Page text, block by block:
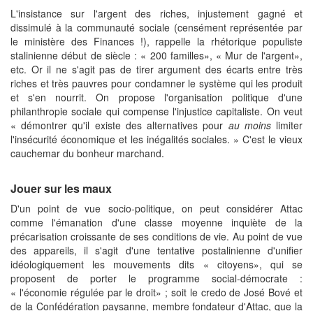
L'insistance sur l'argent des riches, injustement gagné et
dissimulé à la communauté sociale (censément représentée par
le ministère des Finances !), rappelle la rhétorique populiste
stalinienne début de siècle : « 200 familles», « Mur de l'argent»,
etc. Or il ne s'agit pas de tirer argument des écarts entre très
riches et très pauvres pour condamner le système qui les produit
et s'en nourrit. On propose l'organisation politique d'une
philanthropie sociale qui compense l'injustice capitaliste. On veut
« démontrer qu'il existe des alternatives pour au moinslimiter
l'insécurité économique et les inégalités sociales. » C'est le vieux
cauchemar du bonheur marchand.
Jouer sur les maux
D'un point de vue socio-politique, on peut considérer Attac
comme l'émanation d'une classe moyenne inquiète de la
précarisation croissante de ses conditions de vie. Au point de vue
des appareils, il s'agit d'une tentative postalinienne d'unifier
idéologiquement les mouvements dits « citoyens», qui se
proposent de porter le programme social-démocrate :
« l'économie régulée par le droit» ; soit le credo de José Bové et
de la Confédération paysanne, membre fondateur d'Attac, que la